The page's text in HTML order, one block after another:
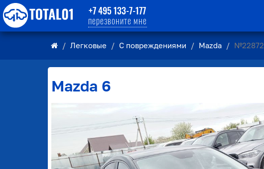
+7 495 133-7-177
перезвоните мне
Легковые С повреждениями Mazda №22872
Mazda 6